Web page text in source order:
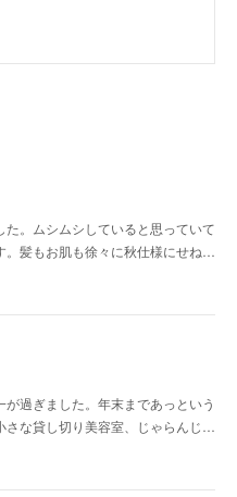
。ムシムシしていると思っていて
。髪もお肌も徐々に秋仕様にせね…
過ぎました。年末まであっという
さな貸し切り美容室、じゃらんじ…